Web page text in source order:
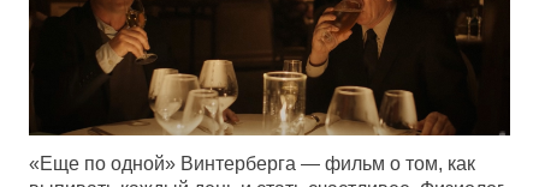
«Еще по одной» Винтерберга — фильм о том, как